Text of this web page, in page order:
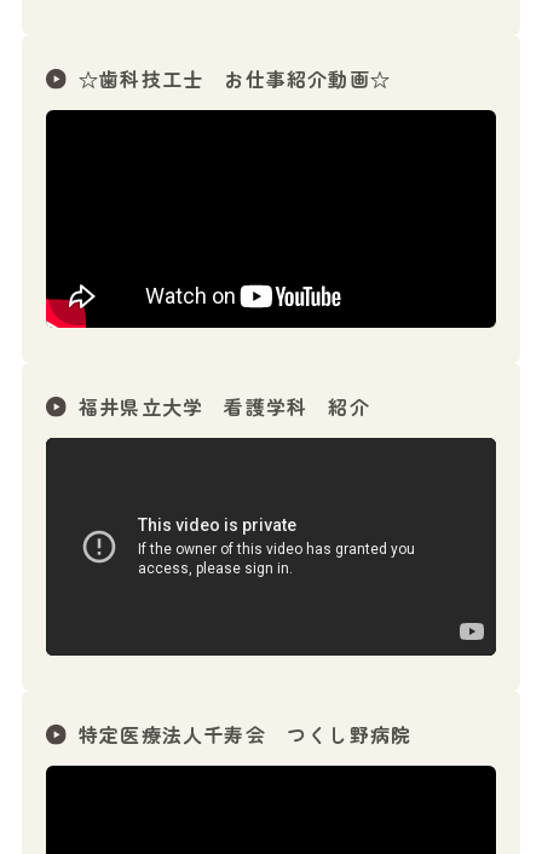
☆歯科技工士 お仕事紹介動画☆
福井県立大学 看護学科 紹介
特定医療法人千寿会 つくし野病院